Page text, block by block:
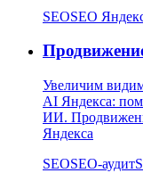
SEOSEO
Увеличим
AI Яндекса:
ИИ.
Яндекса
SEOSEO-аудит